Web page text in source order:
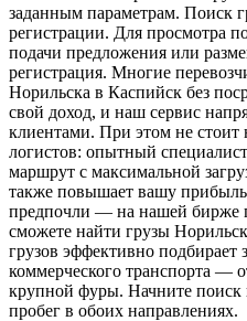
заданным параметрам. Поиск
регистрации. Для просмотра
подачи предложения или
регистрация. Многие
Норильска в Каспийск без
свой доход, и наш сервис
клиентами. При этом не стоит
логистов: опытный
маршрут с максимальной
также повышает вашу
предпочли — на нашей бирже
сможете найти грузы
грузов эффективно подбирает
коммерческого транспорта —
крупной фуры. Начните поиск
пробег в обоих направлениях.